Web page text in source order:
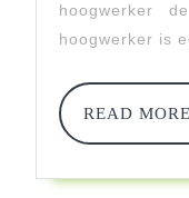
hoogwerker
hoogwerker is
READ MORE